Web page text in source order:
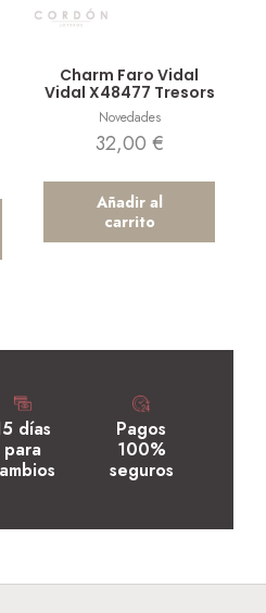
Charm Faro Vidal
Vidal X48477 Tresors
Novedades
32,00 €
Añadir al
carrito
días
para
Pagos
100%
seguros